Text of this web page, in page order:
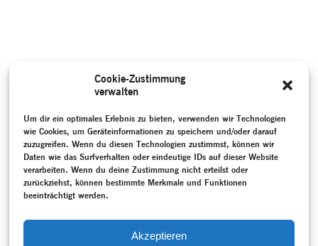
Cookie-Zustimmung
verwalten
Um dir ein optimales Erlebnis zu bieten, verwenden wir Technologien
wie Cookies, um Geräteinformationen zu speichern und/oder darauf
zuzugreifen. Wenn du diesen Technologien zustimmst, können wir
Daten wie das Surfverhalten oder eindeutige IDs auf dieser Website
verarbeiten. Wenn du deine Zustimmung nicht erteilst oder
zurückziehst, können bestimmte Merkmale und Funktionen
beeinträchtigt werden.
Akzeptieren